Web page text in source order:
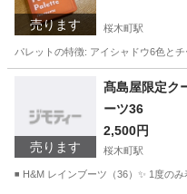
売ります 桜木町駅
パレットの特徴: アイシャドウ6色と
桜木町駅
売ります
髙島屋限定ク
ーツ36
2,500円
桜木町駅
◾️ H&M レインブーツ（36）✨ 1度の